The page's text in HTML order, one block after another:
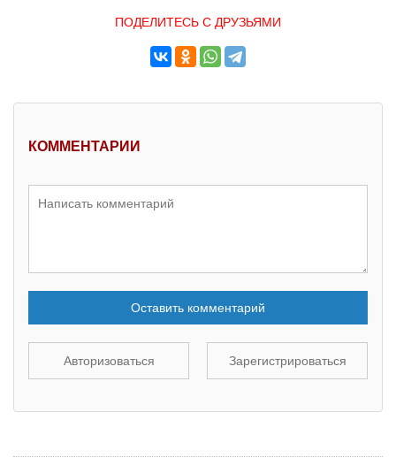
ПОДЕЛИТЕСЬ С ДРУЗЬЯМИ
КОММЕНТАРИИ
Оставить комментарий
Авторизоваться Зарегистрироваться